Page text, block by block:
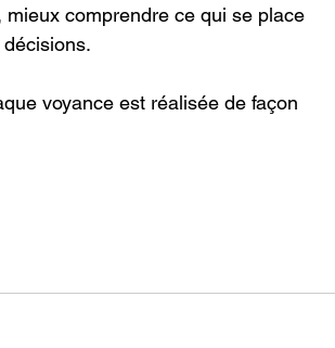
mieux comprendre ce qui se place
voyance est réalisée de façon